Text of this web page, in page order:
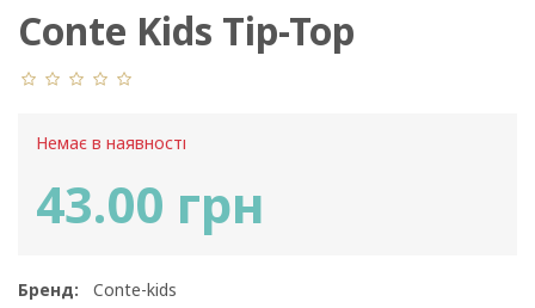
Conte Kids Tip-Top
17С-59СП 322
Немає в наявності
43.00 грн
Бренд:
Conte-kids